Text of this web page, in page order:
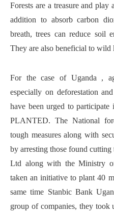
Forests are a treasure and
addition to absorb carbon
breath, trees can reduce soil
They are also beneficial to wild
For the case of Uganda ,
especially on deforestation
have been urged to
PLANTED. The National
tough measures along with
by arresting those found
Ltd along with the Ministry
taken an initiative to plant 40
same time Stanbic Bank
group of companies, they took